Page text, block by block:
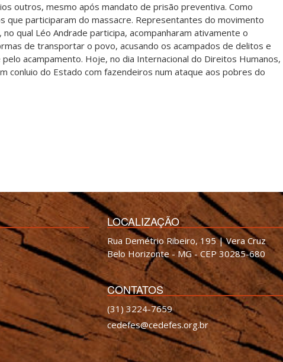
outros, mesmo após mandato de prisão preventiva. Como
que participaram do massacre. Representantes do movimento
no qual Léo Andrade participa, acompanharam ativamente o
de transportar o povo, acusando os acampados de delitos e
acampamento. Hoje, no dia Internacional do Direitos Humanos,
conluio do Estado com fazendeiros num ataque aos pobres do
LOCALIZAÇÃO
Rua Demétrio Ribeiro, 195 | Vera Cruz
Belo Horizonte - MG - CEP 30285-680
CONTATOS
(31) 3224-7659
cedefes@cedefes.org.br